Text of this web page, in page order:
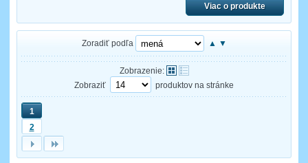
Viac o produkte
Zoradiť podľa ▲ ▼
Zobrazenie:
Zobraziť
produktov na stránke
1
2